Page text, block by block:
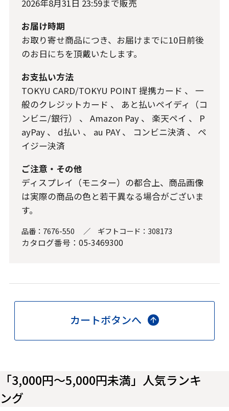
2026年8月31日 23:59まで販売
お届け時期
お取り寄せ商品につき、お届けまでに10日前後
のお日にちを頂戴いたします。
お支払い方法
TOKYU CARD/TOKYU POINT 提携カード 、 一
般のクレジットカード 、 あと払いペイディ（コ
ンビニ/銀行）
、 Amazon Pay、 楽天ペイ 、 P
ayPay、 d払い 、 au PAY、 コンビニ決済 、 ペ
イジー決済
ご注意・その他
ディスプレイ（モニター）の都合上、商品画像
は実際の商品の色と若干異なる場合がございま
す。
品番： 7676-550 ／ ギフトコード： 308173
カタログ番号：05-3469300
カートボタンへ
「3,000円～5,000円未満」人気ランキ
ング